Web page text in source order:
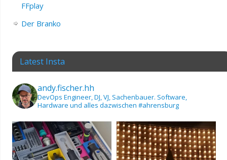
FFplay
Der Branko
Latest Insta
andy.fischer.hh
DevOps Engineer, DJ, VJ, Sachenbauer. Software,
Hardware und alles dazwischen #ahrensburg